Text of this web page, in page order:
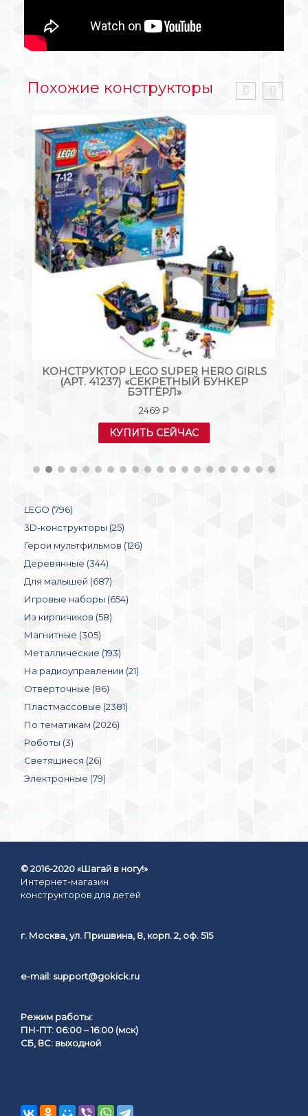
Похожие конструкторы
КОНСТРУКТОР LEGO SUPER HERO GIRLS
(АРТ. 41237) «СЕКРЕТНЫЙ БУНКЕР
БЭТГЁРЛ»
2469 ₽
КУПИТЬ СЕЙЧАС
LEGO (796)
3D-конструкторы (25)
Герои мультфильмов (126)
Деревянные (344)
Для малышей (687)
Игровые наборы (654)
Из кирпичиков (58)
Магнитные (305)
Металлические (193)
На радиоуправлении (21)
Отвёрточные (86)
Пластмассовые (2381)
По тематикам (2026)
Роботы (3)
Светящиеся (26)
Электронные (79)
© 2016-2020 «Шагай в ногу!»
Интернет-магазин
конструкторов для детей
г. Москва, ул. Пришвина, 8, корп. 2, оф. 515
e-mail: support@gokick.ru
Режим работы:
ПН-ПТ: 06:00 – 16:00 (мск)
СБ, ВС: выходной